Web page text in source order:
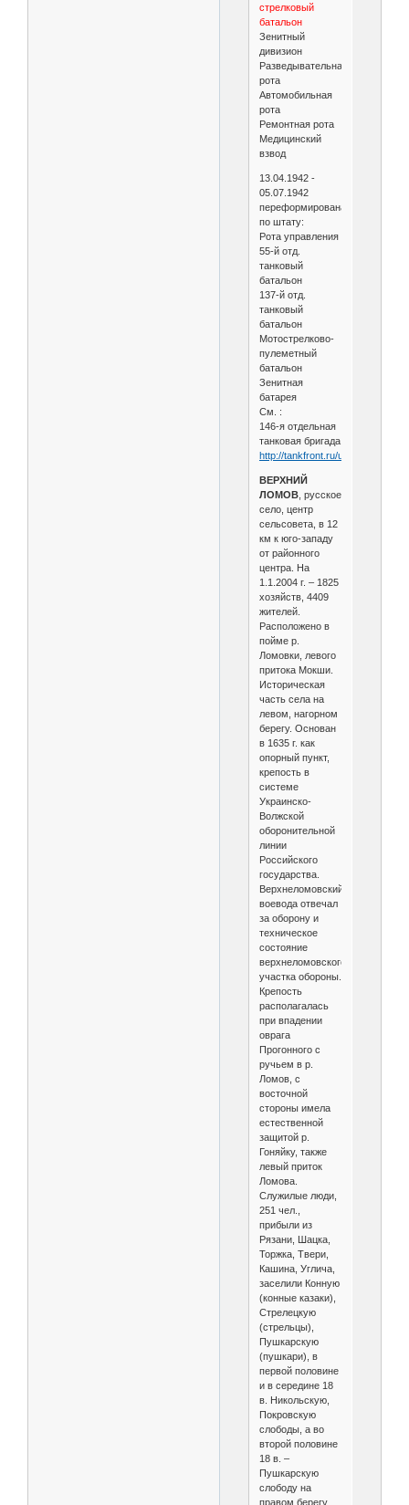
стрелковый
батальон
Зенитный
дивизион
Разведывательная
рота
Автомобильная
рота
Ремонтная рота
Медицинский
взвод
13.04.1942 -
05.07.1942
переформирована
по штату:
Рота управления
55-й отд.
танковый
батальон
137-й отд.
танковый
батальон
Мотострелково-
пулеметный
батальон
Зенитная
батарея
См. :
146-я отдельная
танковая бригада
http://tankfront.ru/ussr/tbr/
ВЕРХНИЙ
ЛОМОВ, русское
село, центр
сельсовета, в 12
км к юго-западу
от районного
центра. На
1.1.2004 г. – 1825
хозяйств, 4409
жителей.
Расположено в
пойме р.
Ломовки, левого
притока Мокши.
Историческая
часть села на
левом, нагорном
берегу. Основан
в 1635 г. как
опорный пункт,
крепость в
системе
Украинско-
Волжской
оборонительной
линии
Российского
государства.
Верхнеломовский
воевода отвечал
за оборону и
техническое
состояние
верхнеломовского
участка обороны.
Крепость
располагалась
при впадении
оврага
Прогонного с
ручьем в р.
Ломов, с
восточной
стороны имела
естественной
защитой р.
Гоняйку, также
левый приток
Ломова.
Служилые люди,
251 чел.,
прибыли из
Рязани, Шацка,
Торжка, Твери,
Кашина, Углича,
заселили Конную
(конные казаки),
Стрелецкую
(стрельцы),
Пушкарскую
(пушкари), в
первой половине
и в середине 18
в. Никольскую,
Покровскую
слободы, а во
второй половине
18 в. –
Пушкарскую
слободу на
правом берегу